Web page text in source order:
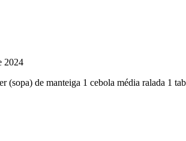
2024
de manteiga 1 cebola média ralada 1